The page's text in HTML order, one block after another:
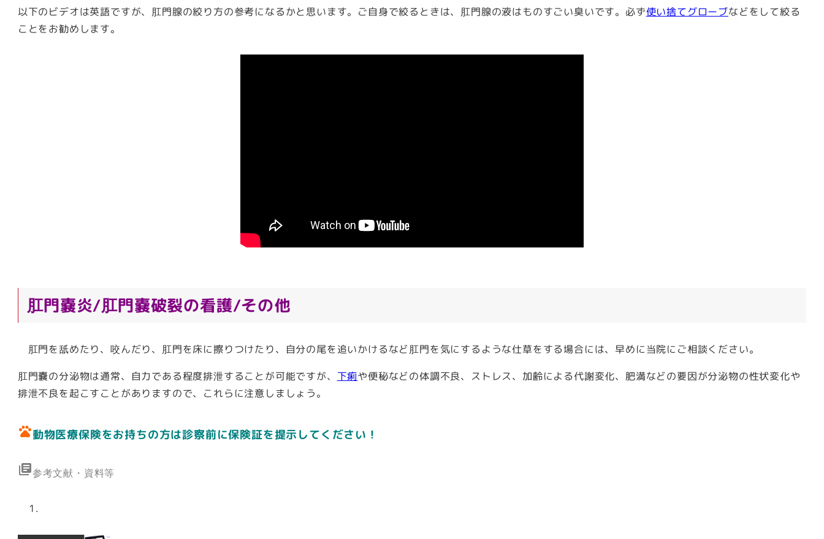
以下のビデオは英語ですが、肛門腺の絞り方の参考になるかと思います。ご自身で絞るときは、肛門腺の液はものすごい臭いです。必ず使い捨てグローブなどをして絞る
ことをお勧めします。
肛門嚢炎/肛門嚢破裂の看護/その他
肛門を舐めたり、咬んだり、肛門を床に擦りつけたり、自分の尾を追いかけるなど肛門を気にするような仕草をする場合には、早めに当院にご相談ください。
肛門嚢の分泌物は通常、自力である程度排泄することが可能ですが、 下痢や便秘などの体調不良、ストレス、加齢による代謝変化、肥満などの要因が分泌物の性状変化や
排泄不良を起こすことがありますので、これらに注意しましょう。
pets動物医療保険をお持ちの方は診察前に保険証を提示してください！
library_books参考文献・資料等